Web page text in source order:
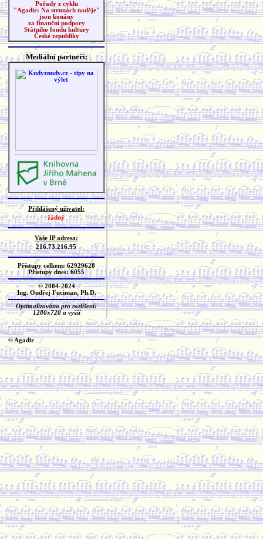
Pořady z cyklu
"Agadir: Na strunách naděje"
jsou konány
za finanční podpory
Státního fondu kultury
České republiky
Mediální partneři:
Přihlášený uživatel:
žádný
Vaše IP adresa:
216.73.216.95
Přístupy celkem: 62929628
Přístupy dnes: 6055
© 2004-2024
Ing. Ondřej Fuciman, Ph.D.
Optimalizováno pro rozlišení:
1280x720 a vyšší
© Agadir